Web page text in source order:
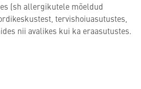
(sh allergikutele mõeldud
tervishoiuasutustes,
nii avalikes kui ka eraasutustes.